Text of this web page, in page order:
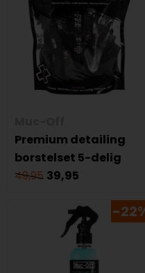
Premium detailing
borstelset 5-delig
49,95 39,95
-